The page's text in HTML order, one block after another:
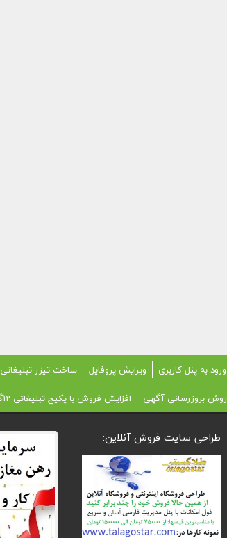
ورود به پنل کاربری ویرایش پروفایل ساخت تیزر تبلیغاتی
روش بروزرسانی آگهی افزایش فروش با پکیج تبلیغاتی 12گانه
طراحی سایت فروش آنلاین: